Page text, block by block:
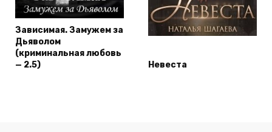
Зависимая. Замужем за
Дьяволом
(криминальная любовь
— 2.5)
Невеста